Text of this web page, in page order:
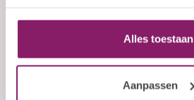
Alles toestaan
Aanpassen
+31 (0)40 254 75 11